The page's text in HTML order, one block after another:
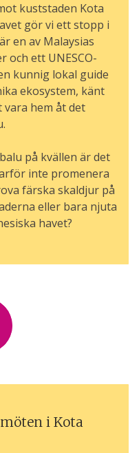
kuststaden Kota
gör vi ett stopp i
en av Malaysias
och ett UNESCO-
kunnig lokal guide
ekosystem, känt
hem åt det
på kvällen är det
inte promenera
färska skaldjur på
eller bara njuta
havet?
i Kota